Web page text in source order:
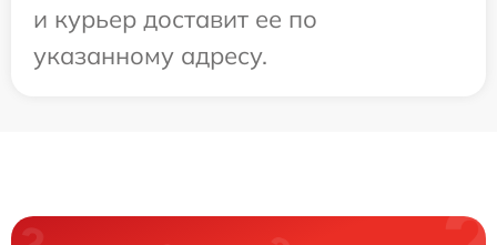
и курьер доставит ее по
указанному адресу.